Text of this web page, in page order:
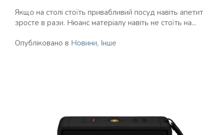
Якщо на столі стоїть привабливий посуд навіть апетит
зросте в рази. Нюанс матеріалу навіть не стоїть на...
Опубліковано в Новини, Інше